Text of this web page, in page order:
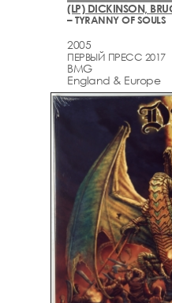
(LP) DICKINSON,
– TYRANNY OF SOULS
2005
ПЕРВЫЙ ПРЕСС 2017
BMG
England & Europe